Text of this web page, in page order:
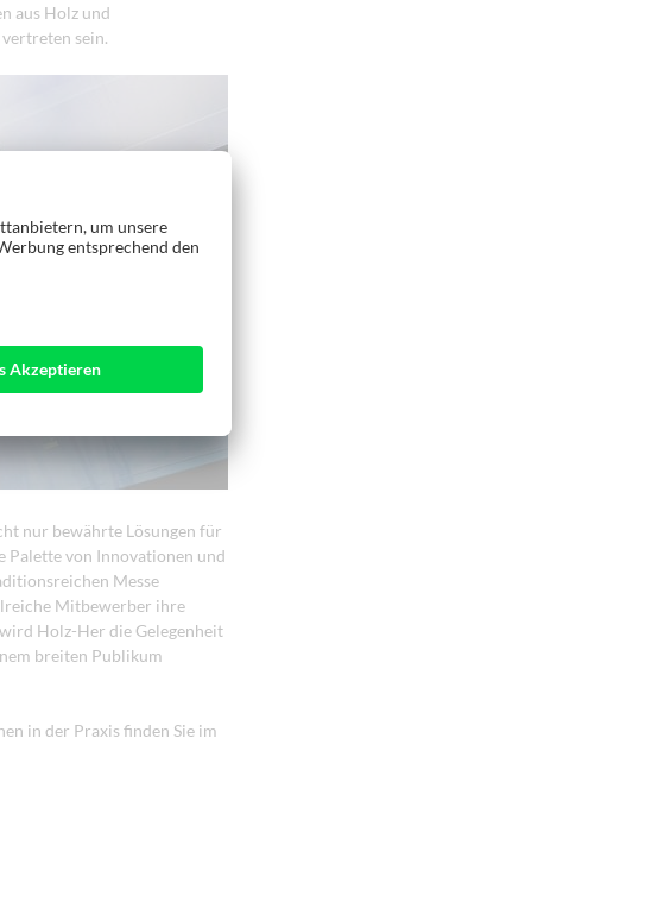
aus Holz und
sein.
nur bewährte Lösungen für
Palette von Innovationen und
Messe
Mitbewerber ihre
Holz-Her die Gelegenheit
breiten Publikum
in der Praxis finden Sie im